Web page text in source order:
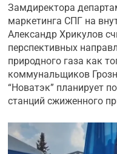
Замдиректора
маркетинга СПГ на
Александр Хрикулов
перспективных
природного газа как
коммунальщиков
“Новатэк” планирует
станций сжиженного